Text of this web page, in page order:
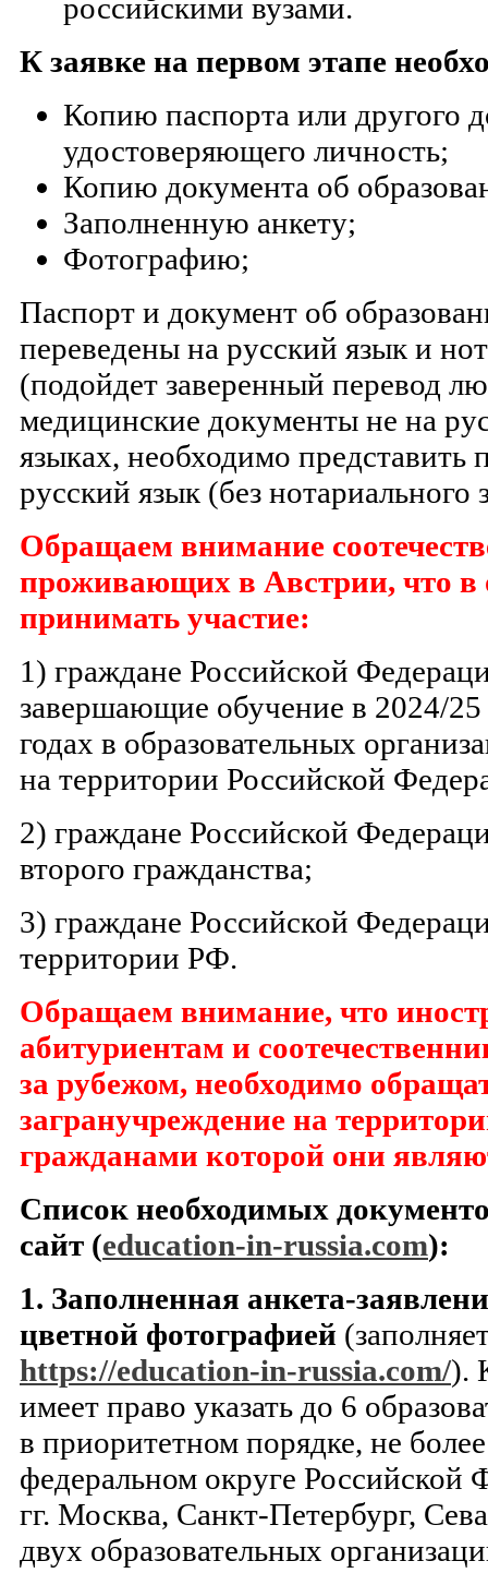
российскими вузами.
К заявке на первом этапе
Копию паспорта или другого
удостоверяющего личность;
Копию документа об
Заполненную анкету;
Фотографию;
Паспорт и документ об
переведены на русский язык и
(подойдет заверенный перевод
медицинские документы не на
языках, необходимо представить
русский язык (без нотариального
Обращаем внимание
проживающих в Австрии, что
принимать участие:
1) граждане Российской
завершающие обучение в 2024/
годах в образовательных
на территории Российской
2) граждане Российской
второго гражданства;
3) граждане Российской
территории РФ.
Обращаем внимание, что
абитуриентам и
за рубежом, необходимо
загранучреждение на
гражданами которой они
Список необходимых
сайт (education-in-russia.com):
1. Заполненная анкета-
цветной фотографией
https://education-in-russia.com/).
имеет право указать до 6
в приоритетном порядке, не
федеральном округе Российской
гг. Москва, Санкт-Петербург,
двух образовательных